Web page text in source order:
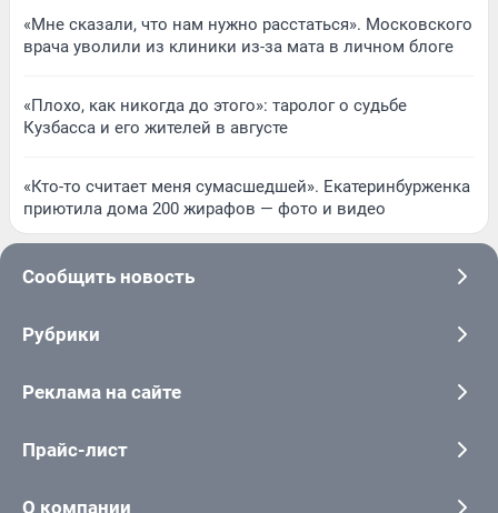
«Мне сказали, что нам нужно расстаться». Московского
врача уволили из клиники из-за мата в личном блоге
«Плохо, как никогда до этого»: таролог о судьбе
Кузбасса и его жителей в августе
«Кто-то считает меня сумасшедшей». Екатеринбурженка
приютила дома 200 жирафов — фото и видео
Сообщить новость
Рубрики
Реклама на сайте
Прайс-лист
О компании